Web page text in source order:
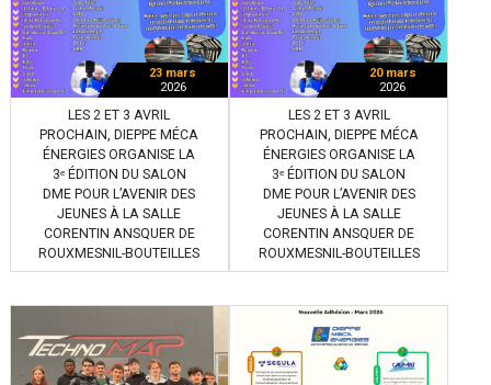
23 mars
2026
LES 2 ET 3 AVRIL
PROCHAIN, DIEPPE MÉCA
ÉNERGIES ORGANISE LA
3ᵉ ÉDITION DU SALON
DME POUR L’AVENIR DES
JEUNES À LA SALLE
CORENTIN ANSQUER DE
ROUXMESNIL-BOUTEILLES
20 mars
2026
LES 2 ET 3 AVRIL
PROCHAIN, DIEPPE MÉCA
ÉNERGIES ORGANISE LA
3ᵉ ÉDITION DU SALON
DME POUR L’AVENIR DES
JEUNES À LA SALLE
CORENTIN ANSQUER DE
ROUXMESNIL-BOUTEILLES